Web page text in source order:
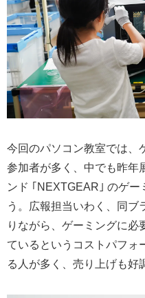
今回のパソコン教室では、
参加者が多く、中でも昨年
ンド ｢NEXTGEAR｣ のゲ
う。広報担当いわく、同ブ
りながら、ゲーミングに必
ているというコストパフォ
る人が多く、売り上げも好